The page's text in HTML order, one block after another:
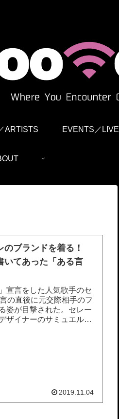
ARTISTS EVENTS／LIVE
ブランドを着る！
いてあった「ある言
宣言をした人気歌手のセ
の直後に元交際相手のフ
姿が目撃された。セレー
ザイナーのサミュエル・
2019.11.04